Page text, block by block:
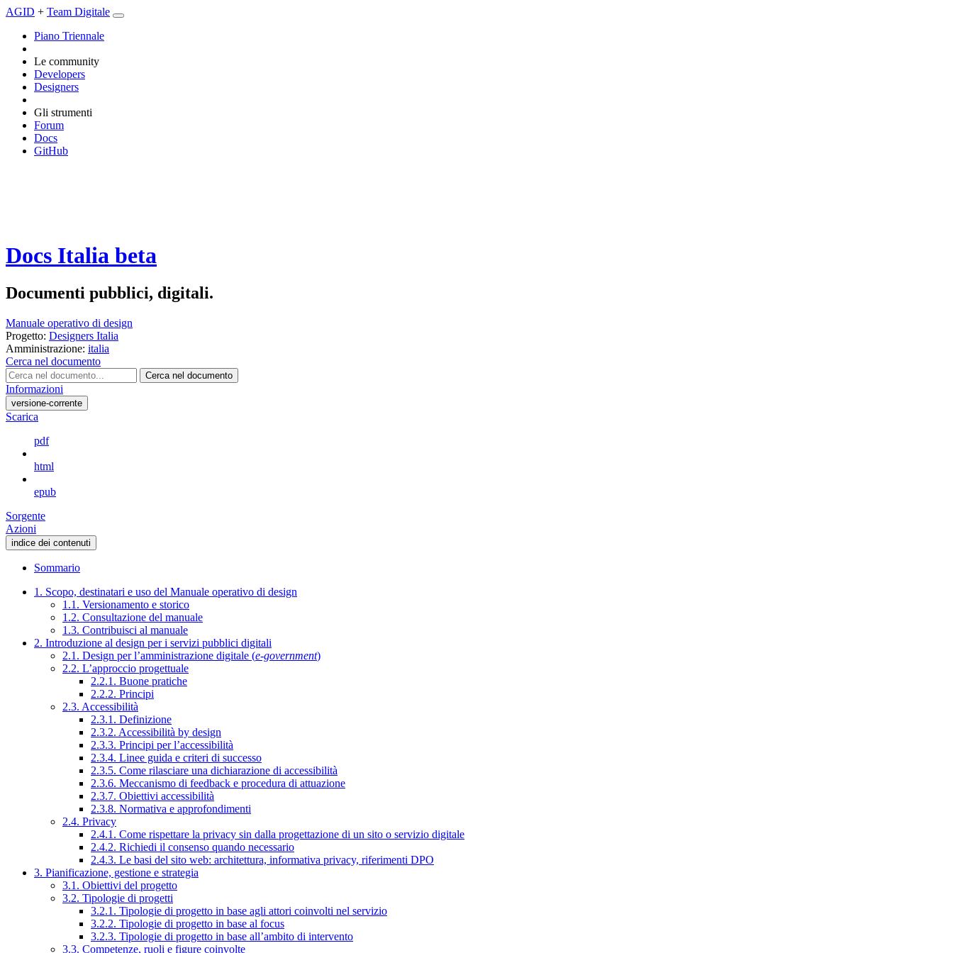
AGID + Team Digitale
Piano Triennale
Le community
Developers
Designers
Gli strumenti
Forum
Docs
GitHub
Docs Italia beta
Documenti pubblici, digitali.
Manuale operativo di design
Progetto: Designers Italia
Amministrazione: italia
Cerca nel documento
Cerca nel documento
Informazioni
versione-corrente
Scarica
pdf
html
epub
Sorgente
Azioni
indice dei contenuti
Sommario
1. Scopo, destinatari e uso del Manuale operativo di design
1.1. Versionamento e storico
1.2. Consultazione del manuale
1.3. Contribuisci al manuale
2. Introduzione al design per i servizi pubblici digitali
2.1. Design per l’amministrazione digitale (e-government)
2.2. L’approccio progettuale
2.2.1. Buone pratiche
2.2.2. Principi
2.3. Accessibilità
2.3.1. Definizione
2.3.2. Accessibilità by design
2.3.3. Principi per l’accessibilità
2.3.4. Linee guida e criteri di successo
2.3.5. Come rilasciare una dichiarazione di accessibilità
2.3.6. Meccanismo di feedback e procedura di attuazione
2.3.7. Obiettivi accessibilità
2.3.8. Normativa e approfondimenti
2.4. Privacy
2.4.1. Come rispettare la privacy sin dalla progettazione di un sito o servizio digitale
2.4.2. Richiedi il consenso quando necessario
2.4.3. Le basi del sito web: architettura, informativa privacy, riferimenti DPO
3. Pianificazione, gestione e strategia
3.1. Obiettivi del progetto
3.2. Tipologie di progetti
3.2.1. Tipologie di progetto in base agli attori coinvolti nel servizio
3.2.2. Tipologie di progetto in base al focus
3.2.3. Tipologie di progetto in base all’ambito di intervento
3.3. Competenze, ruoli e figure coinvolte